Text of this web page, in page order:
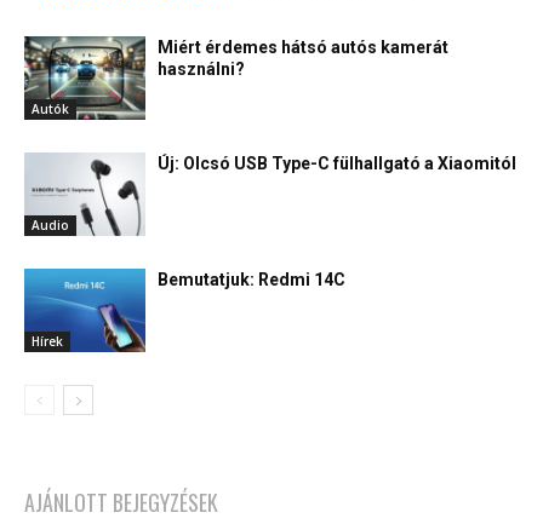
Autók
Miért érdemes hátsó autós kamerát
használni?
Audio
Új: Olcsó USB Type-C fülhallgató a Xiaomitól
Hírek
Bemutatjuk: Redmi 14C
AJÁNLOTT BEJEGYZÉSEK